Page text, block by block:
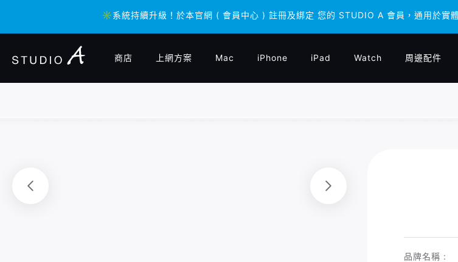
✳️系統持續升級！於本官網 ( 會員中心 ) 註冊及綁定 您的 STUDIO A 會員，通用於實
✳️系統持續升級！於本官網 ( 會員中心 ) 註冊及綁定 您的 STUDIO A 會員，通用於實
商店 上網方案 Mac iPhone iPad Watch 周邊配件
品牌名稱 :